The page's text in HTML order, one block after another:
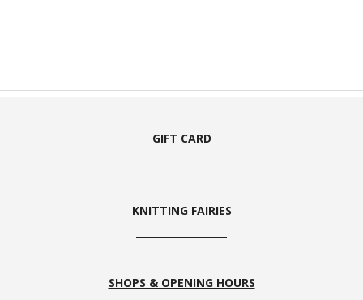
GIFT CARD
KNITTING FAIRIES
SHOPS & OPENING HOURS